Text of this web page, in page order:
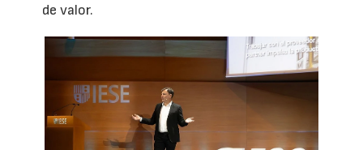
de valor.